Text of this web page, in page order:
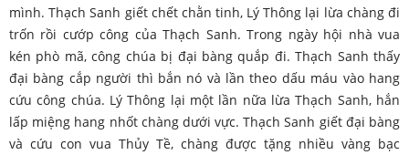
mình. Thạch Sanh giết chết chằn tinh, Lý Thông lại lừa chàng đi
trốn rồi cướp công của Thạch Sanh. Trong ngày hội nhà vua
kén phò mã, công chúa bị đại bàng quắp đi. Thạch Sanh thấy
đại bàng cắp người thì bắn nó và lần theo dấu máu vào hang
cứu công chúa. Lý Thông lại một lần nữa lừa Thạch Sanh, hắn
lấp miệng hang nhốt chàng dưới vực. Thạch Sanh giết đại bàng
và cứu con vua Thủy Tề, chàng được tặng nhiều vàng bạc